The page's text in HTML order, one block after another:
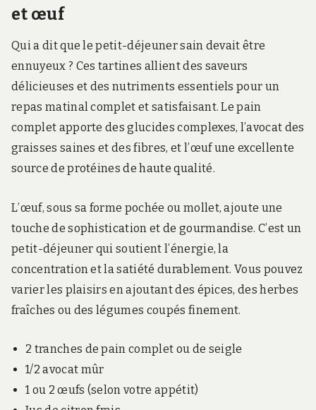
et œuf
Qui a dit que le petit-déjeuner sain devait être
ennuyeux ? Ces tartines allient des saveurs
délicieuses et des nutriments essentiels pour un
repas matinal complet et satisfaisant. Le pain
complet apporte des glucides complexes, l’avocat des
graisses saines et des fibres, et l’œuf une excellente
source de protéines de haute qualité.
L’œuf, sous sa forme pochée ou mollet, ajoute une
touche de sophistication et de gourmandise. C’est un
petit-déjeuner qui soutient l’énergie, la
concentration et la satiété durablement. Vous pouvez
varier les plaisirs en ajoutant des épices, des herbes
fraîches ou des légumes coupés finement.
2 tranches de pain complet ou de seigle
1/2 avocat mûr
1 ou 2 œufs (selon votre appétit)